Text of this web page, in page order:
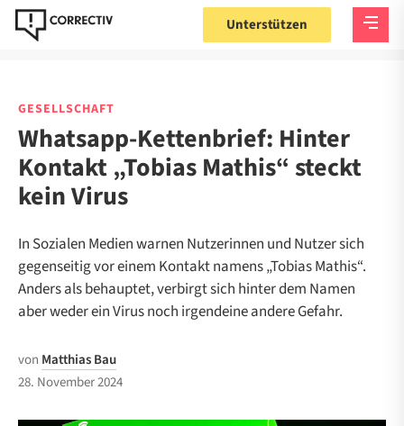
Unterstützen
GESELLSCHAFT
Whatsapp-Kettenbrief: Hinter
Kontakt „Tobias Mathis“ steckt
kein Virus
In Sozialen Medien warnen Nutzerinnen und Nutzer sich
gegenseitig vor einem Kontakt namens „Tobias Mathis“.
Anders als behauptet, verbirgt sich hinter dem Namen
aber weder ein Virus noch irgendeine andere Gefahr.
von Matthias Bau
28. November 2024